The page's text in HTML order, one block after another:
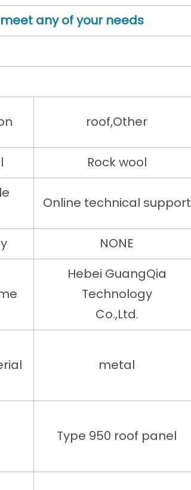
any of your needs
roof,Other
Rock wool
Online technical support
NONE
Hebei GuangQia
Technology
Co.,Ltd.
metal
Type 950 roof panel